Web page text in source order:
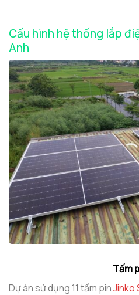
Cấu hình hệ thống lắp
Anh
Tấm
Dự án sử dụng 11 tấm pinJinko